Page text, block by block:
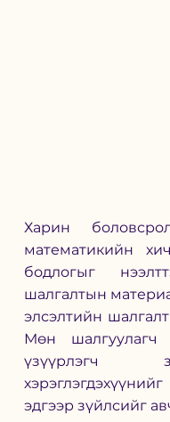
Харин
математикийн
бодлогыг
шалгалтын
элсэлтийн
Мөн шалгуулагч
үзүүрлэгч
эдгээр зүйлсийг